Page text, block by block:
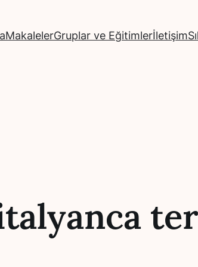
MakalelerGruplar ve Eğitimlerİletişim